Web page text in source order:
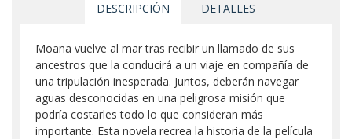
DESCRIPCIÓN DETALLES
Moana vuelve al mar tras recibir un llamado de sus
ancestros que la conducirá a un viaje en compañía de
una tripulación inesperada. Juntos, deberán navegar
aguas desconocidas en una peligrosa misión que
podría costarles todo lo que consideran más
importante. Esta novela recrea la historia de la película